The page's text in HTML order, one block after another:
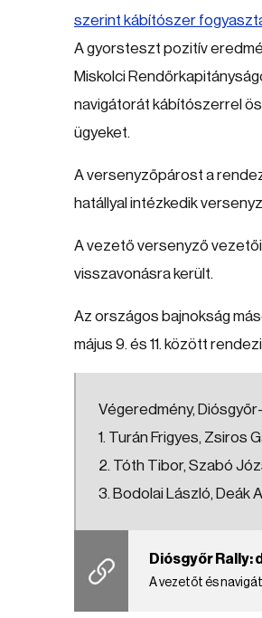
szerint kábítószer
A gyorsteszt pozitív
Miskolci
navigátorát kábítószerrel
ügyeket.
A versenyzőpárost a
hatállyal intézkedik
A vezető versenyző
visszavonásra került.
Az országos bajnokság
május 9. és 11. között
Végeredmény,
1. Turán Frigyes, Zsiros
2. Tóth Tibor, Szabó
3. Bodolai László, Deák
Diósgyőr Rally:
A vezetőt és